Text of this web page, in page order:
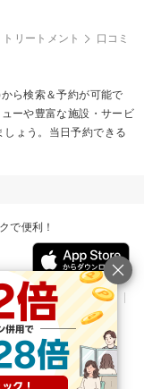
トリートメント
口コミ
ら検索＆予約が可能で
ーや豊富な施設・サービ
ょう。当日予約できる
で便利！
リース情報
利用規約
ス一覧 アプリ一覧